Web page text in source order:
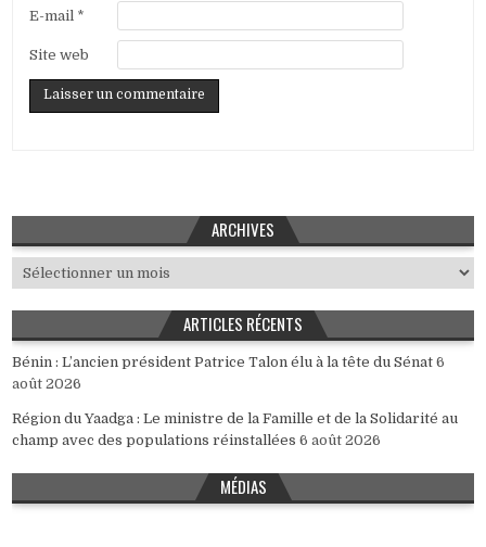
E-mail *
Site web
ARCHIVES
Archives
ARTICLES RÉCENTS
Bénin : L’ancien président Patrice Talon élu à la tête du Sénat 6
août 2026
Région du Yaadga : Le ministre de la Famille et de la Solidarité au
champ avec des populations réinstallées 6 août 2026
MÉDIAS